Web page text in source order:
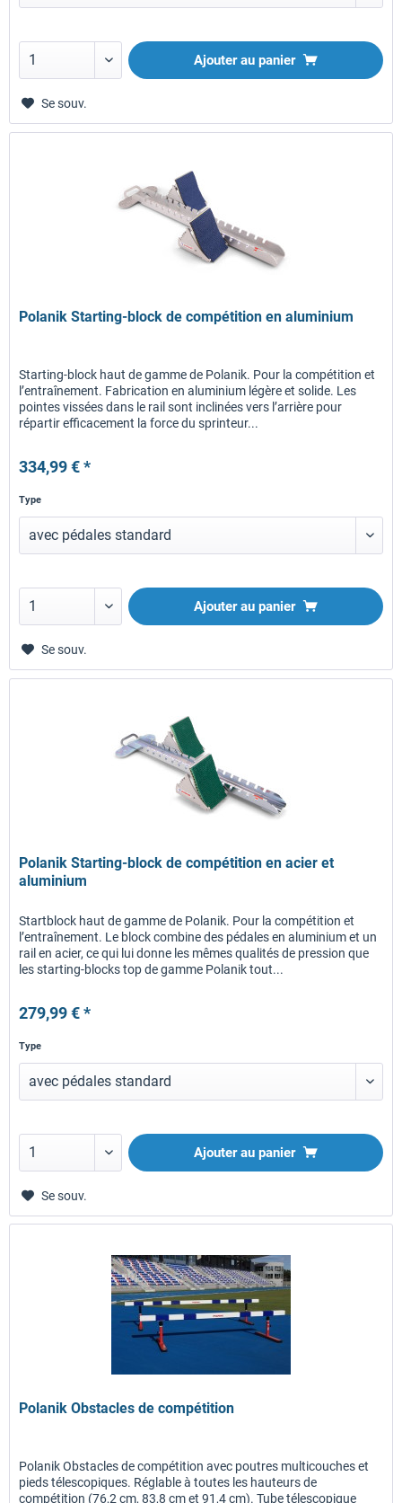
Ajouter au panier
Se souv.
Polanik Starting-block de compétition en aluminium
Starting-block haut de gamme de Polanik. Pour la compétition et
l’entraînement. Fabrication en aluminium légère et solide. Les
pointes vissées dans le rail sont inclinées vers l’arrière pour
répartir efficacement la force du sprinteur...
334,99 € *
Type
Ajouter au panier
Se souv.
Polanik Starting-block de compétition en acier et
aluminium
Startblock haut de gamme de Polanik. Pour la compétition et
l’entraînement. Le block combine des pédales en aluminium et un
rail en acier, ce qui lui donne les mêmes qualités de pression que
les starting-blocks top de gamme Polanik tout...
279,99 € *
Type
Ajouter au panier
Se souv.
Polanik Obstacles de compétition
Polanik Obstacles de compétition avec poutres multicouches et
pieds télescopiques. Réglable à toutes les hauteurs de
compétition (76,2 cm, 83,8 cm et 91,4 cm). Tube télescopique